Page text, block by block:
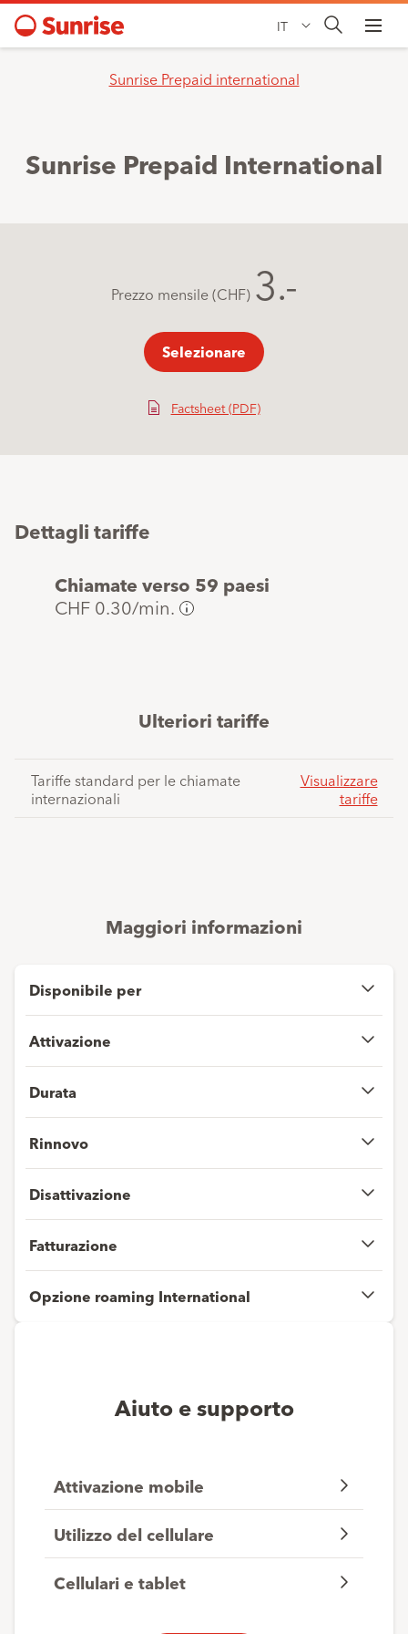
IT
Sunrise Prepaid international
Sunrise Prepaid International
Prezzo mensile (CHF) 3.-
Selezionare
Factsheet (PDF)
Dettagli tariffe
Chiamate verso 59 paesi
CHF 0.30/min.
Potete
paese
dettagli
Ulteriori tariffe
Tariffe standard per le chiamate
internazionali
Visualizzare
tariffe
Maggiori informazioni
Disponibile per
Attivazione
Durata
Rinnovo
Disattivazione
Fatturazione
Opzione roaming International
Aiuto e supporto
Attivazione mobile
Utilizzo del cellulare
Cellulari e tablet